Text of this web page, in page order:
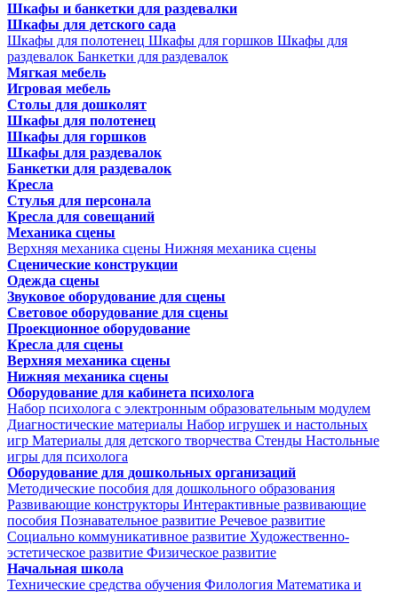
Шкафы и банкетки для раздевалки
Шкафы для детского сада
Шкафы для полотенец Шкафы для горшков Шкафы для
раздевалок Банкетки для раздевалок
Мягкая мебель
Игровая мебель
Столы для дошколят
Шкафы для полотенец
Шкафы для горшков
Шкафы для раздевалок
Банкетки для раздевалок
Кресла
Стулья для персонала
Кресла для совещаний
Механика сцены
Верхняя механика сцены Нижняя механика сцены
Сценические конструкции
Одежда сцены
Звуковое оборудование для сцены
Световое оборудование для сцены
Проекционное оборудование
Кресла для сцены
Верхняя механика сцены
Нижняя механика сцены
Оборудование для кабинета психолога
Набор психолога с электронным образовательным модулем
Диагностические материалы Набор игрушек и настольных
игр Материалы для детского творчества Стенды Настольные
игры для психолога
Оборудование для дошкольных организаций
Методические пособия для дошкольного образования
Развивающие конструкторы Интерактивные развивающие
пособия Познавательное развитие Речевое развитие
Социально коммуникативное развитие Художественно-
эстетическое развитие Физическое развитие
Начальная школа
Технические средства обучения Филология Математика и